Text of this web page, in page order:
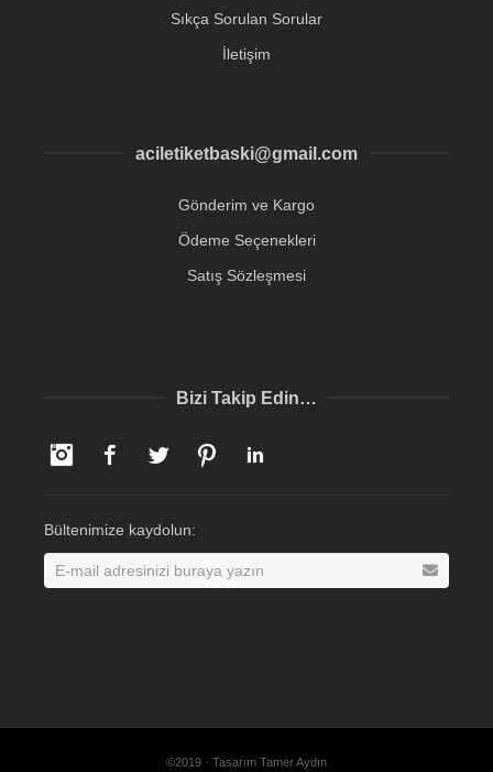
Sıkça Sorulan Sorular
İletişim
aciletiketbaski@gmail.com
Gönderim ve Kargo
Ödeme Seçenekleri
Satış Sözleşmesi
Bizi Takip Edin…
InstagramFacebookTwitter Pinterest
Bültenimize kaydolun:
©2019 · Tasarım Tamer Aydın